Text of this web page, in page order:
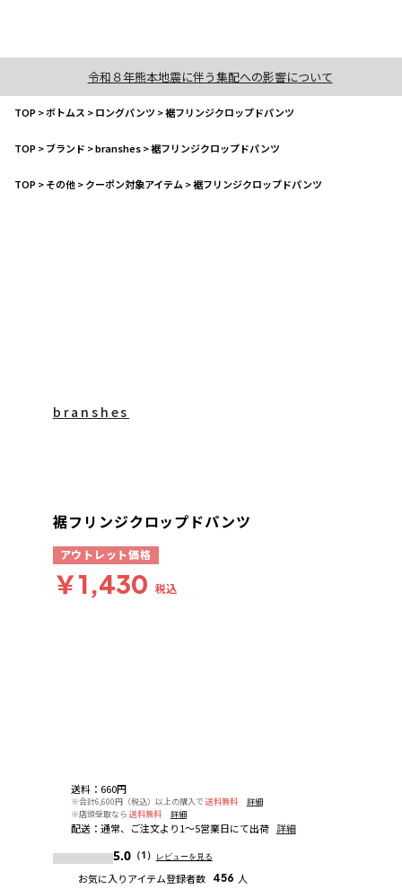
令和８年熊本地震に伴う集配への影響について
TOP>ボトムス >ロングパンツ >裾フリンジクロップドパンツ
TOP>ブランド >branshes>裾フリンジクロップドパンツ
TOP>その他>クーポン対象アイテム >裾フリンジクロップドパンツ
送料： 660円
※合計6,600円（税込）以上の購入で 送料無料
詳細
※店頭受取なら 送料無料 詳細
配送： 通常、ご注文より1～5営業日にて出荷 詳細
5.0（1） レビューを見る
お気に入りアイテム登録者数 456 人
branshes
裾フリンジクロップドパンツ
アウトレット価格
￥1,430 税込